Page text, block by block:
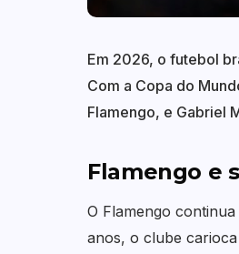
Em 2026, o futebol
Com a Copa do
Flamengo, e Gabriel
Flamengo e
O Flamengo
anos, o clube